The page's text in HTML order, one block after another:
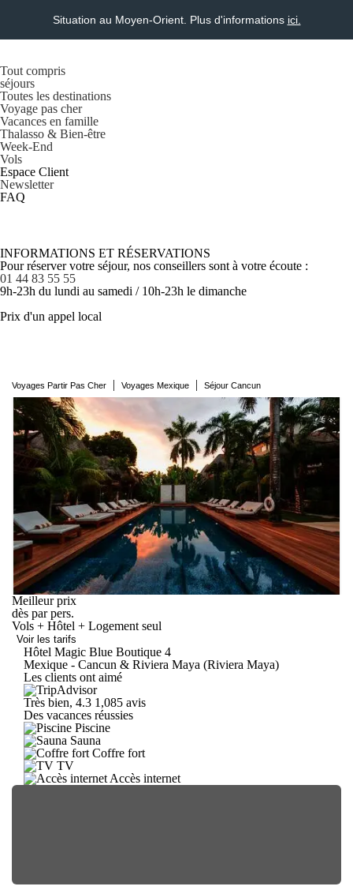
Situation au Moyen-Orient. Plus d'informations ici.
Tout compris
séjours
Toutes les destinations
Voyage pas cher
Vacances en famille
Thalasso & Bien-être
Week-End
Vols
Espace Client
Newsletter
FAQ
INFORMATIONS ET RÉSERVATIONS
Pour réserver votre séjour, nos conseillers sont à votre écoute :
01 44 83 55 55
9h-23h du lundi au samedi / 10h-23h le dimanche
Prix d'un appel local
Voyages Partir Pas Cher | Voyages Mexique | Séjour Cancun
Meilleur prix
dès par pers.
Vols + Hôtel + Logement seul
Voir les tarifs
Hôtel Magic Blue Boutique 4
Mexique - Cancun & Riviera Maya (Riviera Maya)
Les clients ont aimé
Très bien, 4.3 1,085 avis
Des vacances réussies
Piscine
Sauna
Coffre fort
TV
Accès internet